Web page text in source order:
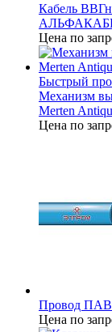
Кабель
Цена по
Быстрый
Механизм
Merten
Цена по
Провод ПАВ
Цена по